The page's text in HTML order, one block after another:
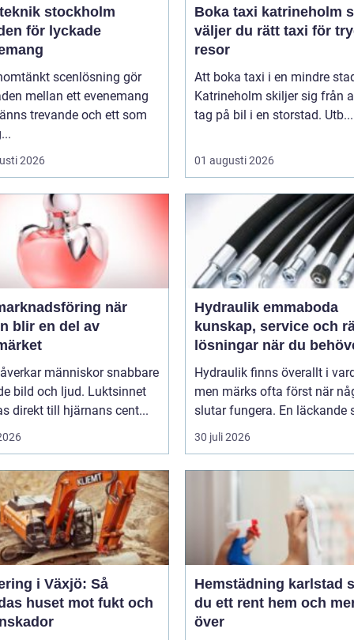
stockholm
för lyckade
scenlösning gör
mellan ett evenemang
trevande och ett som
2026
Boka taxi katrineholm så
väljer du rätt taxi för
resor
Att boka taxi i en mindre
Katrineholm skiljer sig från
tag på bil i en storstad. Utb...
01 augusti 2026
när
blir en del av
människor snabbare
bild och ljud. Luktsinnet
direkt till hjärnans cent...
Hydraulik emmaboda
kunskap, service och
lösningar när du
dem
Hydraulik finns överallt i
men märks ofta först när
slutar fungera. En läckande
30 juli 2026
i Växjö: Så
huset mot fukt och
Hemstädning karlstad så får
du ett rent hem och
över